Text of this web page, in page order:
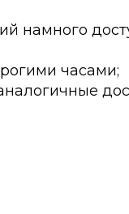
намного
часами;